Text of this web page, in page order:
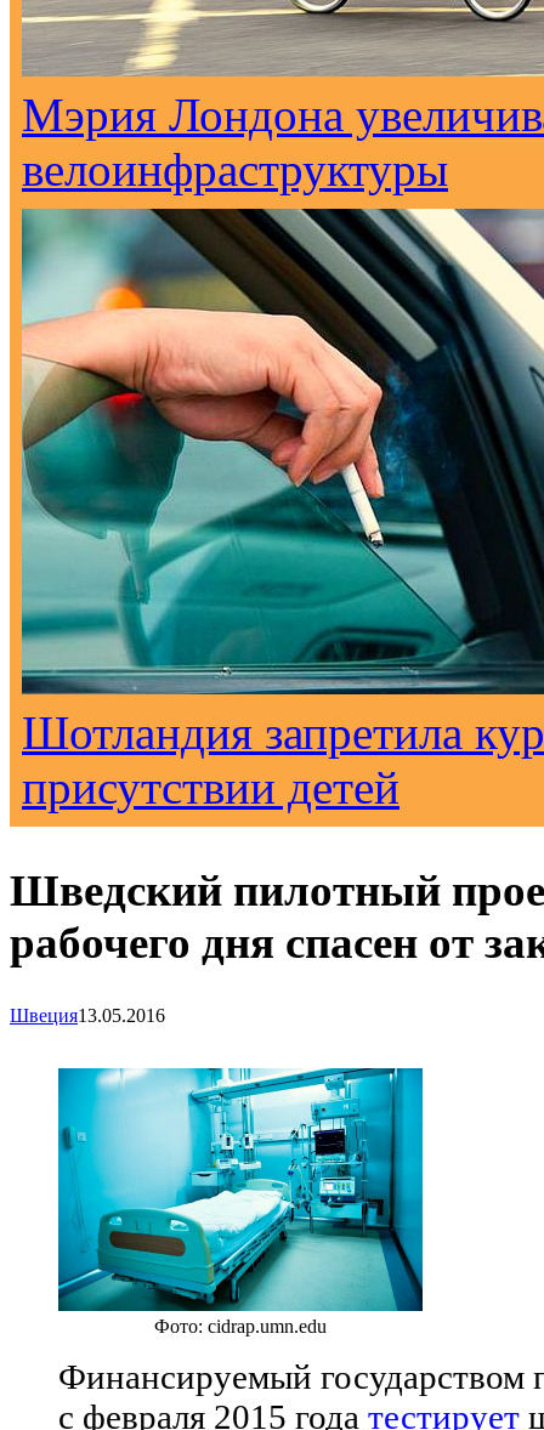
Мэрия Лондона
велоинфраструктуры
Шотландия запретила
присутствии детей
Шведский пилотный
рабочего дня спасен от
Швеция13.05.2016
Фото: cidrap.umn.edu
Финансируемый государством
с февраля 2015 года тестирует